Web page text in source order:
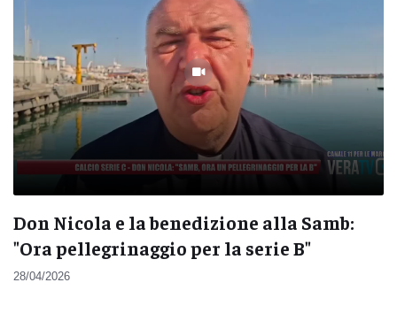
Don Nicola e la benedizione alla Samb:
"Ora pellegrinaggio per la serie B"
28/04/2026